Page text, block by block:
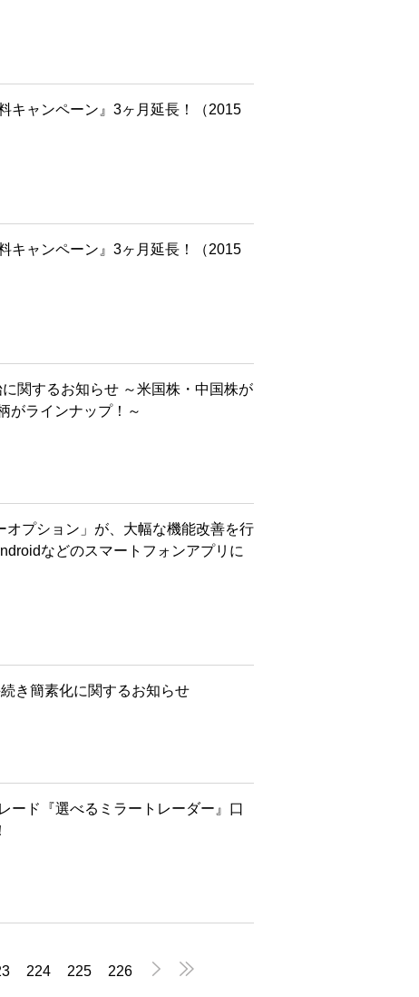
キャンペーン』3ヶ月延長！（2015
キャンペーン』3ヶ月延長！（2015
関するお知らせ ～米国株・中国株が
がラインナップ！～
オプション」が、大幅な機能改善を行
などのスマートフォンアプリに
き簡素化に関するお知らせ
ード『選べるミラートレーダー』口
224 225 226  